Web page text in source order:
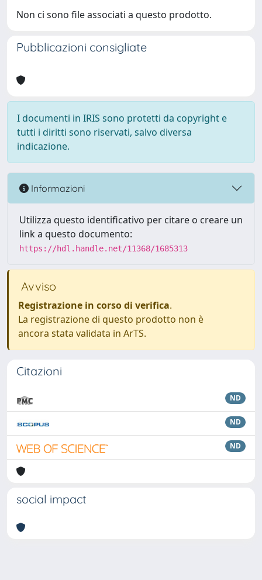
Non ci sono file associati a questo prodotto.
Pubblicazioni consigliate
I documenti in IRIS sono protetti da copyright e
tutti i diritti sono riservati, salvo diversa
indicazione.
Informazioni
Utilizza questo identificativo per citare o creare un
link a questo documento:
https://hdl.handle.net/11368/1685313
Avviso
Registrazione in corso di verifica.
La registrazione di questo prodotto non è
ancora stata validata in ArTS.
Citazioni
ND
ND
ND
social impact